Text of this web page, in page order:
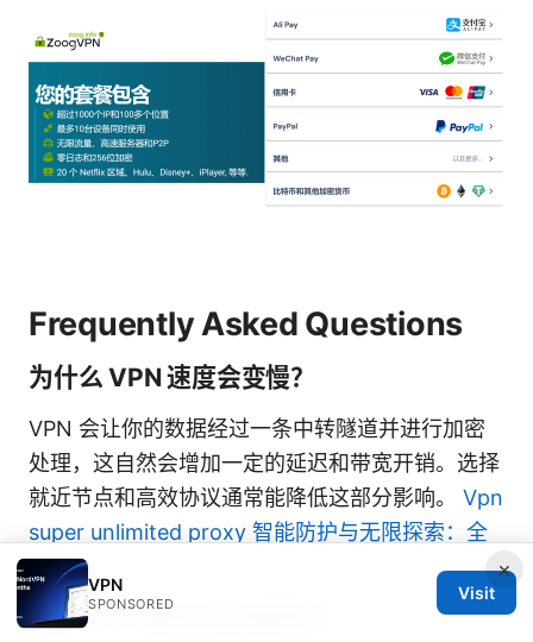
Frequently Asked Questions
为什么 VPN 速度会变慢？
VPN 会让你的数据经过一条中转隧道并进行加密
处理，这自然会增加一定的延迟和带宽开销。选择
就近节点和高效协议通常能降低这部分影响。 Vpn
super unlimited proxy 智能防护与无限探索：全
面指南
免费 VPN 真的完全免费吗？
×
VPN
SPONSORED
Visit